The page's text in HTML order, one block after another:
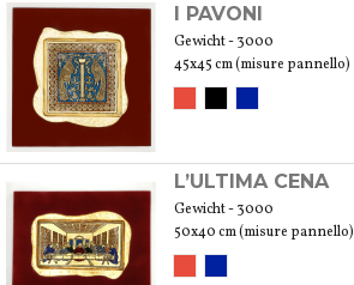
I PAVONI
Gewicht - 3000
45x45 cm (misure pannello)
L’ULTIMA CENA
Gewicht - 3000
50x40 cm (misure pannello)